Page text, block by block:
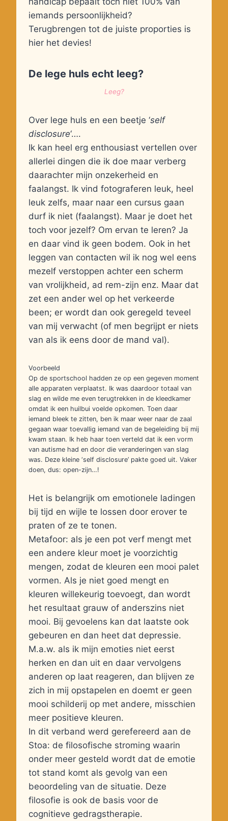
iemands persoonlijkheid?
Terugbrengen tot de juiste proporties is
hier het devies!
De lege huls echt leeg?
Leeg?
Over lege huls en een beetje ‘self
disclosure‘….
Ik kan heel erg enthousiast vertellen over
allerlei dingen die ik doe maar verberg
daarachter mijn onzekerheid en
faalangst. Ik vind fotograferen leuk, heel
leuk zelfs, maar naar een cursus gaan
durf ik niet (faalangst). Maar je doet het
toch voor jezelf? Om ervan te leren? Ja
en daar vind ik geen bodem. Ook in het
leggen van contacten wil ik nog wel eens
mezelf verstoppen achter een scherm
van vrolijkheid, ad rem-zijn enz. Maar dat
zet een ander wel op het verkeerde
been; er wordt dan ook geregeld teveel
van mij verwacht (of men begrijpt er niets
van als ik eens door de mand val).
Voorbeeld
Op de sportschool hadden ze op een gegeven moment
alle apparaten verplaatst. Ik was daardoor totaal van
slag en wilde me even terugtrekken in de kleedkamer
omdat ik een huilbui voelde opkomen. Toen daar
iemand bleek te zitten, ben ik maar weer naar de zaal
gegaan waar toevallig iemand van de begeleiding bij mij
kwam staan. Ik heb haar toen verteld dat ik een vorm
van autisme had en door die veranderingen van slag
was. Deze kleine ‘self disclosure’ pakte goed uit. Vaker
doen, dus: open-zijn…!
Het is belangrijk om emotionele ladingen
bij tijd en wijle te lossen door erover te
praten of ze te tonen.
Metafoor: als je een pot verf mengt met
een andere kleur moet je voorzichtig
mengen, zodat de kleuren een mooi palet
vormen. Als je niet goed mengt en
kleuren willekeurig toevoegt, dan wordt
het resultaat grauw of anderszins niet
mooi. Bij gevoelens kan dat laatste ook
gebeuren en dan heet dat depressie.
M.a.w. als ik mijn emoties niet eerst
herken en dan uit en daar vervolgens
anderen op laat reageren, dan blijven ze
zich in mij opstapelen en doemt er geen
mooi schilderij op met andere, misschien
meer positieve kleuren.
In dit verband werd gerefereerd aan de
Stoa: de filosofische stroming waarin
onder meer gesteld wordt dat de emotie
tot stand komt als gevolg van een
beoordeling van de situatie. Deze
filosofie is ook de basis voor de
cognitieve gedragstherapie.